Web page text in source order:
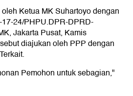
Ketua MK Suhartoyo dengan
24/PHPU.DPR-DPRD-
Jakarta Pusat, Kamis
diajukan oleh PPP dengan
Pemohon untuk sebagian,"